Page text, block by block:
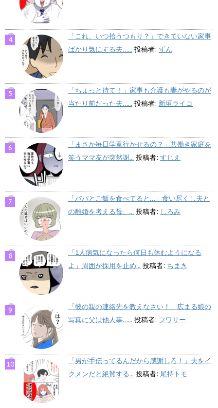
「これ、いつ拾うつもり？」できていない家事
ばかり気にする夫…... 投稿者: ずん
「ちょっと待て！」家事も介護も妻がやるのが
当たり前だった夫…... 投稿者: 新垣ライコ
「まさか毎日学童行かせるの？」共働き家庭を
笑うママ友が突然謝... 投稿者: すじえ
「パパとご飯を食べてると…」食い尽くし夫と
の離婚を考える母、... 投稿者: しろみ
「1人病気になったら何日も休むようになる
よ」周囲が採用を止め... 投稿者: ちまき
「彼の親の連絡先を教えなさい！」広まる娘の
写真に父は他人事…... 投稿者: フワリー
「男が手伝ってるんだから感謝しろ！」夫をイ
クメンだと絶賛する... 投稿者: 尾持トモ